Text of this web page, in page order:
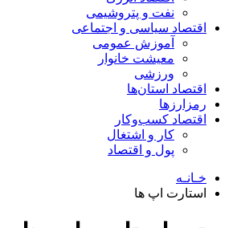
نفت و پتروشیمی
اقتصاد سیاسی و اجتماعی
آموزش عمومی
معیشت خانوار
ورزشی
اقتصاد استان‌ها
رمزارزها
اقتصاد کسب‌و‌کار
کار و اشتغال
پول و اقتصاد
خـانـه
استارت اپ ها